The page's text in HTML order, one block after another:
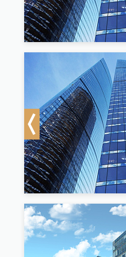
Previous